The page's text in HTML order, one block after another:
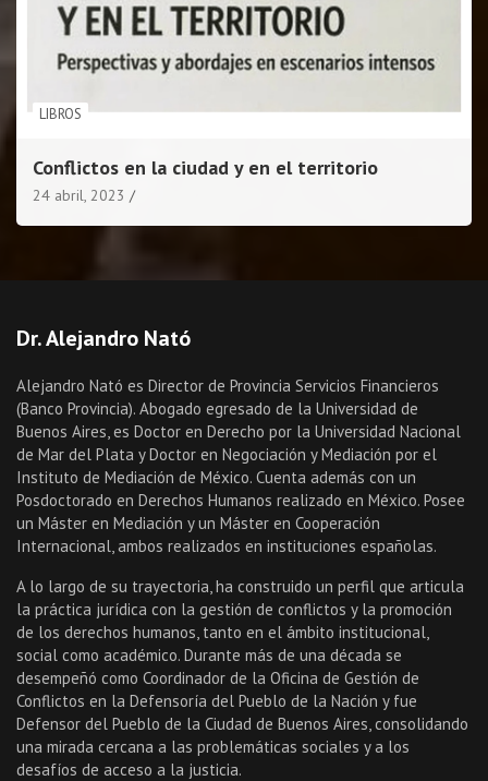
LIBROS
Conflictos en la ciudad y en el territorio
24 abril, 2023
Dr. Alejandro Nató
Alejandro Nató es Director de Provincia Servicios Financieros
(Banco Provincia). Abogado egresado de la Universidad de
Buenos Aires, es Doctor en Derecho por la Universidad Nacional
de Mar del Plata y Doctor en Negociación y Mediación por el
Instituto de Mediación de México. Cuenta además con un
Posdoctorado en Derechos Humanos realizado en México. Posee
un Máster en Mediación y un Máster en Cooperación
Internacional, ambos realizados en instituciones españolas.
A lo largo de su trayectoria, ha construido un perfil que articula
la práctica jurídica con la gestión de conflictos y la promoción
de los derechos humanos, tanto en el ámbito institucional,
social como académico. Durante más de una década se
desempeñó como Coordinador de la Oficina de Gestión de
Conflictos en la Defensoría del Pueblo de la Nación y fue
Defensor del Pueblo de la Ciudad de Buenos Aires, consolidando
una mirada cercana a las problemáticas sociales y a los
desafíos de acceso a la justicia.